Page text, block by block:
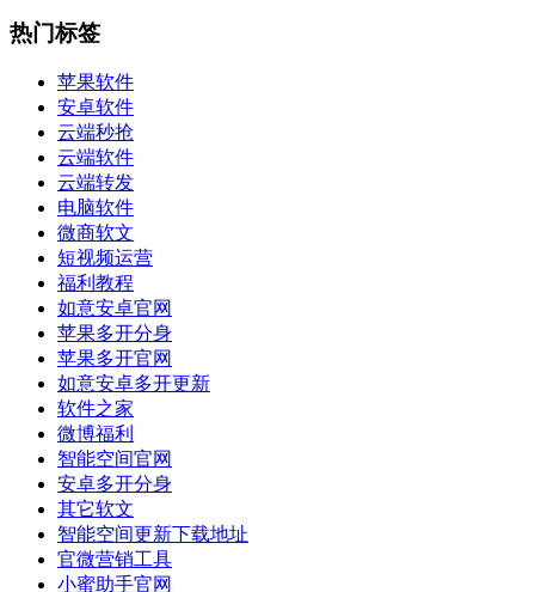
热门标签
苹果软件
安卓软件
云端秒抢
云端软件
云端转发
电脑软件
微商软文
短视频运营
福利教程
如意安卓官网
苹果多开分身
苹果多开官网
如意安卓多开更新
软件之家
微博福利
智能空间官网
安卓多开分身
其它软文
智能空间更新下载地址
官微营销工具
小蜜助手官网